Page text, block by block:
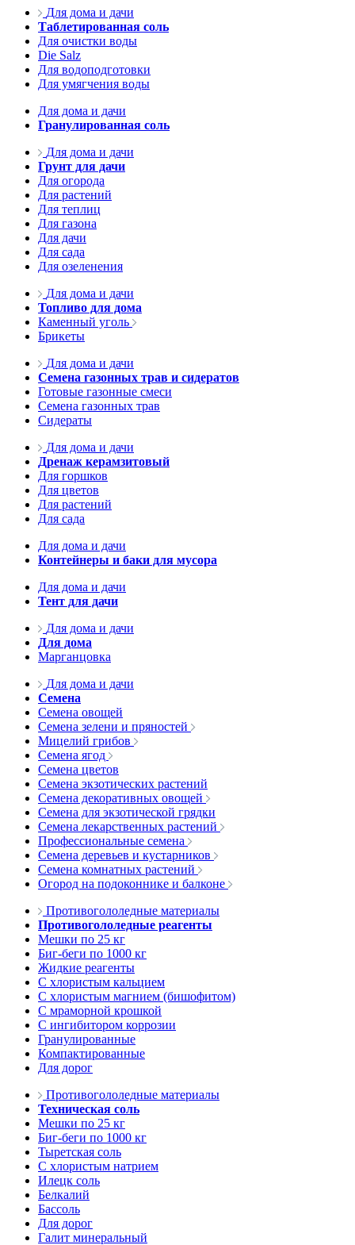
Для дома и дачи
Таблетированная соль
Для очистки воды
Die Salz
Для водоподготовки
Для умягчения воды
Для дома и дачи
Гранулированная соль
Для дома и дачи
Грунт для дачи
Для огорода
Для растений
Для теплиц
Для газона
Для дачи
Для сада
Для озеленения
Для дома и дачи
Топливо для дома
Каменный уголь
Брикеты
Для дома и дачи
Семена газонных трав и сидератов
Готовые газонные смеси
Семена газонных трав
Сидераты
Для дома и дачи
Дренаж керамзитовый
Для горшков
Для цветов
Для растений
Для сада
Для дома и дачи
Контейнеры и баки для мусора
Для дома и дачи
Тент для дачи
Для дома и дачи
Для дома
Марганцовка
Для дома и дачи
Семена
Семена овощей
Семена зелени и пряностей
Мицелий грибов
Семена ягод
Семена цветов
Семена экзотических растений
Семена декоративных овощей
Семена для экзотической грядки
Семена лекарственных растений
Профессиональные семена
Семена деревьев и кустарников
Семена комнатных растений
Огород на подоконнике и балконе
Противогололедные материалы
Противогололедные реагенты
Мешки по 25 кг
Биг-беги по 1000 кг
Жидкие реагенты
С хлористым кальцием
С хлористым магнием (бишофитом)
С мраморной крошкой
С ингибитором коррозии
Гранулированные
Компактированные
Для дорог
Противогололедные материалы
Техническая соль
Мешки по 25 кг
Биг-беги по 1000 кг
Тыретская соль
С хлористым натрием
Илецк соль
Белкалий
Бассоль
Для дорог
Галит минеральный